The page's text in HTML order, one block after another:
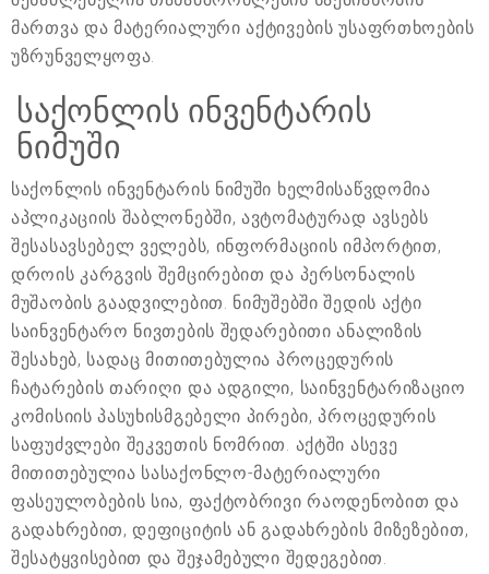
მართვა და მატერიალური აქტივების უსაფრთხოების
უზრუნველყოფა.
საქონლის ინვენტარის
ნიმუში
საქონლის ინვენტარის ნიმუში ხელმისაწვდომია
აპლიკაციის შაბლონებში, ავტომატურად ავსებს
შესასავსებელ ველებს, ინფორმაციის იმპორტით,
დროის კარგვის შემცირებით და პერსონალის
მუშაობის გაადვილებით. ნიმუშებში შედის აქტი
საინვენტარო ნივთების შედარებითი ანალიზის
შესახებ, სადაც მითითებულია პროცედურის
ჩატარების თარიღი და ადგილი, საინვენტარიზაციო
კომისიის პასუხისმგებელი პირები, პროცედურის
საფუძვლები შეკვეთის ნომრით. აქტში ასევე
მითითებულია სასაქონლო-მატერიალური
ფასეულობების სია, ფაქტობრივი რაოდენობით და
გადახრებით, დეფიციტის ან გადახრების მიზეზებით,
შესატყვისებით და შეჯამებული შედეგებით.